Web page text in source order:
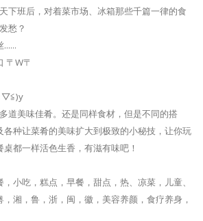
下班后，对着菜市场、冰箱那些千篇一律的食
愁？
〒W〒
道美味佳肴。还是同样食材，但是不同的搭
种让菜肴的美味扩大到极致的小秘技，让你玩
都一样活色生香，有滋有味吧！
小吃，糕点，早餐，甜点，热、凉菜，儿童、
湘，鲁，浙，闽，徽，美容养颜，食疗养身，